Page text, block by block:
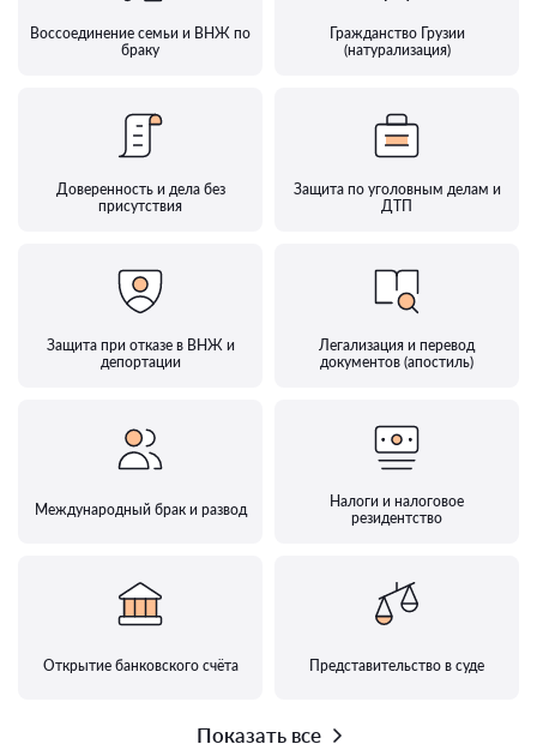
Воссоединение семьи и ВНЖ по
браку
Гражданство Грузии
(натурализация)
Доверенность и дела без
присутствия
Защита по уголовным делам и
ДТП
Защита при отказе в ВНЖ и
депортации
Легализация и перевод
документов (апостиль)
Международный брак и развод
Налоги и налоговое
резидентство
Открытие банковского счёта Представительство в суде
Показать все